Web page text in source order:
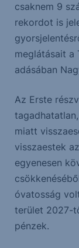
csaknem 9
rekordot is
meglátásait a
adásában
Az Erste
miatt
visszaestek
egyenesen
óvatosság
terület 2027-
pénzek.